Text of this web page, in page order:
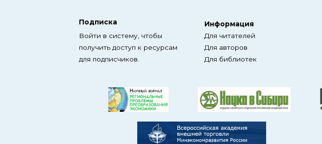
Подписка
Войти в систему, чтобы
получить доступ к ресурсам
для подписчиков.
Информация
Для читателей
Для авторов
Для библиотек